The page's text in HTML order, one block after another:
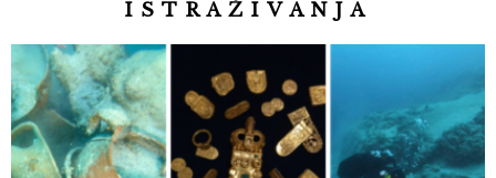
ISTRAŽIVANJA